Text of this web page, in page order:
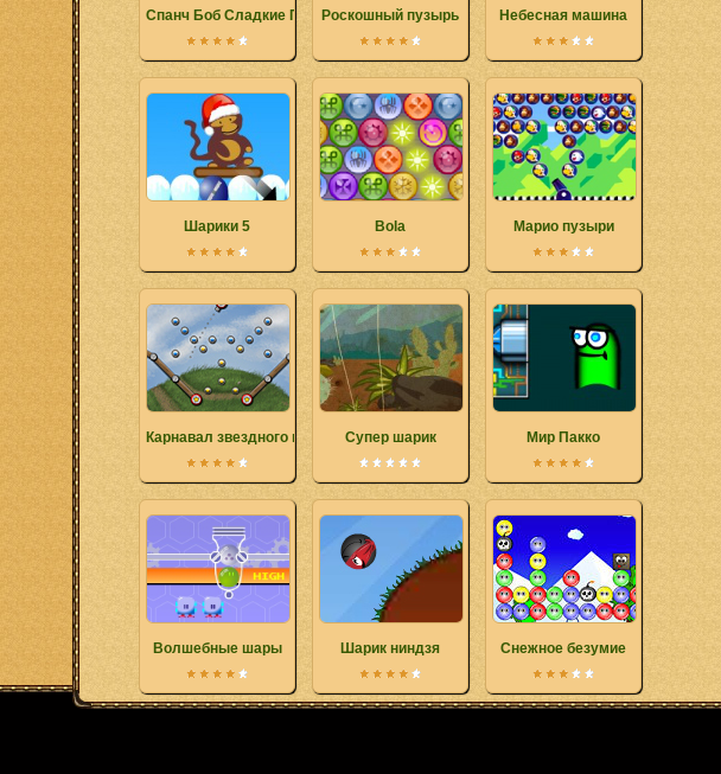
Спанч Боб Сладкие ПузыриРоскошный пузырь Небесная машина
Шарики 5 Bola Марио пузыри
Карнавал звездного выстрелаСупер шарик Мир Пакко
Волшебные шары Шарик ниндзя Снежное безумие